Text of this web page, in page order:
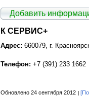
Добавить
К СЕРВИС+
Адрес: 660079, г.
Телефон: +7 (391) 233 1662
Обновлено 24 сентября 2012